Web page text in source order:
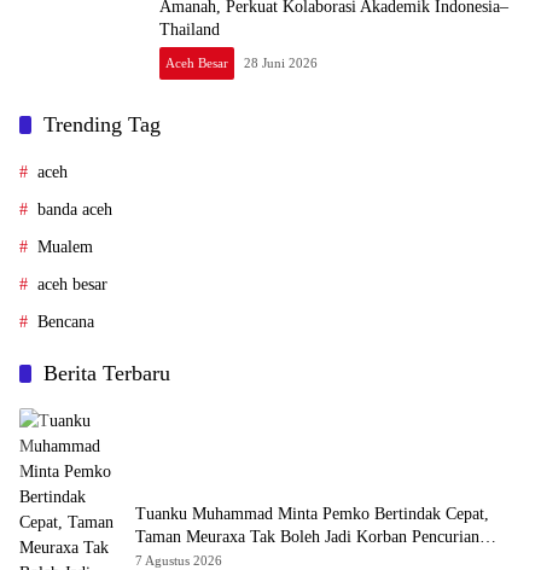
Amanah, Perkuat Kolaborasi Akademik Indonesia–
Thailand
Aceh Besar 28 Juni 2026
Trending Tag
aceh
banda aceh
Mualem
aceh besar
Bencana
Berita Terbaru
Tuanku Muhammad Minta Pemko Bertindak Cepat,
Taman Meuraxa Tak Boleh Jadi Korban Pencurian
Berulang
7 Agustus 2026